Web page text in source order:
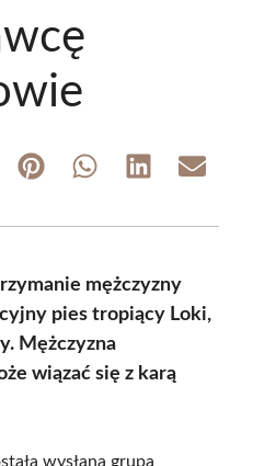
Share Share Share Share
mężczyzny
pies tropiący Loki,
Mężczyzna
wiązać się z karą
wysłana grupa